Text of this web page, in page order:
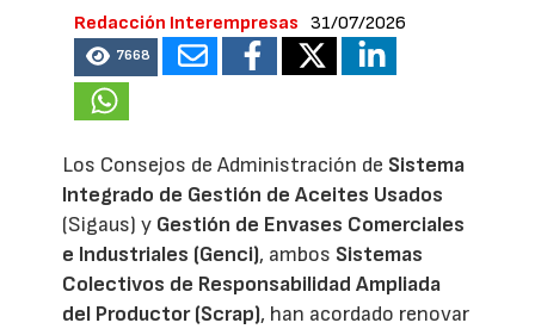
Redacción Interempresas 31/07/2026
7668
Los Consejos de Administración de Sistema
Integrado de Gestión de Aceites Usados
(Sigaus) y Gestión de Envases Comerciales
e Industriales (Genci), ambos Sistemas
Colectivos de Responsabilidad Ampliada
del Productor (Scrap), han acordado renovar